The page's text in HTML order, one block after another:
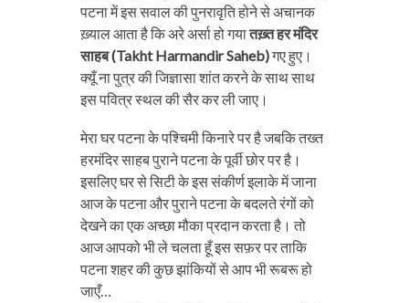
पटना में इस सवाल की पुनरावृति होने से अचानक
ख़्याल आता है कि अरे अर्सा हो गयातख़्त हर मंदिर
साहब (Takht Harmandir Saheb)गए हुए।
क्यूँ ना पुत्र की जिज्ञासा शांत करने के साथ साथ
इस पवित्र स्थल की सैर कर ली जाए।
मेरा घर पटना के पश्चिमी किनारे पर है जबकि तख्त
हरमंदिर साहब पुराने पटना के पूर्वी छोर पर है।
इसलिए घर से सिटी के इस संकीर्ण इलाके में जाना
आज के पटना और पुराने पटना के बदलते रंगों को
देखने का एक अच्छा मौका प्रदान करता है। तो
आज आपको भी ले चलता हूँ इस सफ़र पर ताकि
पटना शहर की कुछ झांकियों से आप भी रूबरू हो
जाएँ…